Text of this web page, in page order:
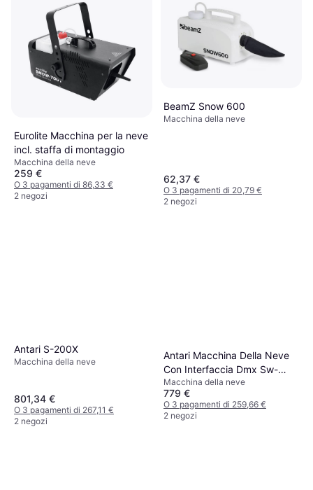
Eurolite Macchina per la neve
incl. staffa di montaggio
Macchina della neve
259 €
O 3 pagamenti di 86,33 €
2 negozi
BeamZ Snow 600
Macchina della neve
62,37 €
O 3 pagamenti di 20,79 €
2 negozi
Antari S-200X
Macchina della neve
801,34 €
O 3 pagamenti di 267,11 €
2 negozi
Antari Macchina Della Neve
Con Interfaccia Dmx Sw-
250x
Macchina della neve
779 €
O 3 pagamenti di 259,66 €
2 negozi